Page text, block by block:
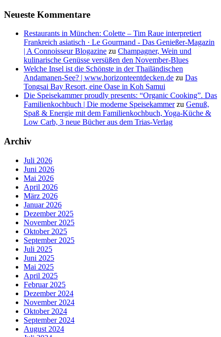
Neueste Kommentare
Restaurants in München: Colette – Tim Raue interpretiert
Frankreich asiatisch · Le Gourmand - Das Genießer-Magazin
| A Connoisseur Blogazine zu Champagner, Wein und
kulinarische Genüsse versüßen den November-Blues
Welche Insel ist die Schönste in der Thailändischen
Andamanen-See? | www.horizonteentdecken.de zu Das
Tongsai Bay Resort, eine Oase in Koh Samui
Die Speisekammer proudly presents: “Organic Cooking”. Das
Familienkochbuch | Die moderne Speisekammerzu Genuß,
Spaß & Energie mit dem Familienkochbuch, Yoga-Küche &
Low Carb, 3 neue Bücher aus dem Trias-Verlag
Archiv
Juli 2026
Juni 2026
Mai 2026
April 2026
März 2026
Januar 2026
Dezember 2025
November 2025
Oktober 2025
September 2025
Juli 2025
Juni 2025
Mai 2025
April 2025
Februar 2025
Dezember 2024
November 2024
Oktober 2024
September 2024
August 2024